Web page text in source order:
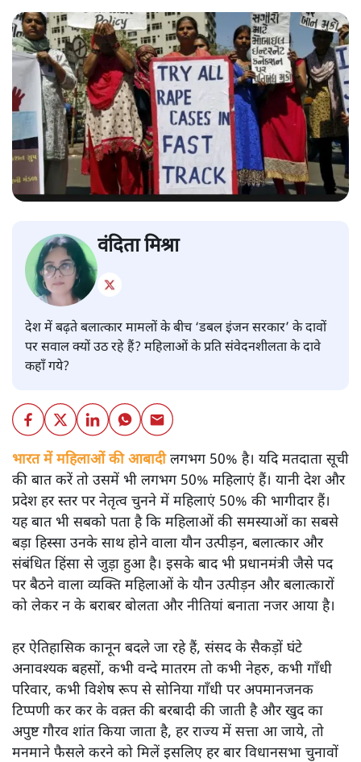
वंदिता मिश्रा
देश में बढ़ते बलात्कार मामलों के बीच ‘डबल इंजन सरकार’ के दावों
पर सवाल क्यों उठ रहे हैं? महिलाओं के प्रति संवेदनशीलता के दावे
कहाँ गये?
भारत में महिलाओं की आबादीलगभग 50% है। यदि मतदाता सूची
की बात करें तो उसमें भी लगभग 50% महिलाएं हैं। यानी देश और
प्रदेश हर स्तर पर नेतृत्व चुनने में महिलाएं 50% की भागीदार हैं।
यह बात भी सबको पता है कि महिलाओं की समस्याओं का सबसे
बड़ा हिस्सा उनके साथ होने वाला यौन उत्पीड़न, बलात्कार और
संबंधित हिंसा से जुड़ा हुआ है। इसके बाद भी प्रधानमंत्री जैसे पद
पर बैठने वाला व्यक्ति महिलाओं के यौन उत्पीड़न और बलात्कारों
को लेकर न के बराबर बोलता और नीतियां बनाता नजर आया है।
हर ऐतिहासिक कानून बदले जा रहे हैं, संसद के सैकड़ों घंटे
अनावश्यक बहसों, कभी वन्दे मातरम तो कभी नेहरु, कभी गाँधी
परिवार, कभी विशेष रूप से सोनिया गाँधी पर अपमानजनक
टिप्पणी कर कर के वक़्त की बरबादी की जाती है और खुद का
अपुष्ट गौरव शांत किया जाता है, हर राज्य में सत्ता आ जाये, तो
मनमाने फैसले करने को मिलें इसलिए हर बार विधानसभा चुनावों